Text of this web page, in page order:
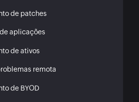
de patches
aplicações
de ativos
remota
de BYOD